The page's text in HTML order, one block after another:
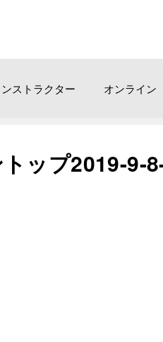
ストラクター オンライン
ップ2019-9-